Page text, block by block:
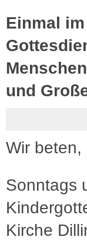
Einmal
und
Wir
Sonntags
Kirche